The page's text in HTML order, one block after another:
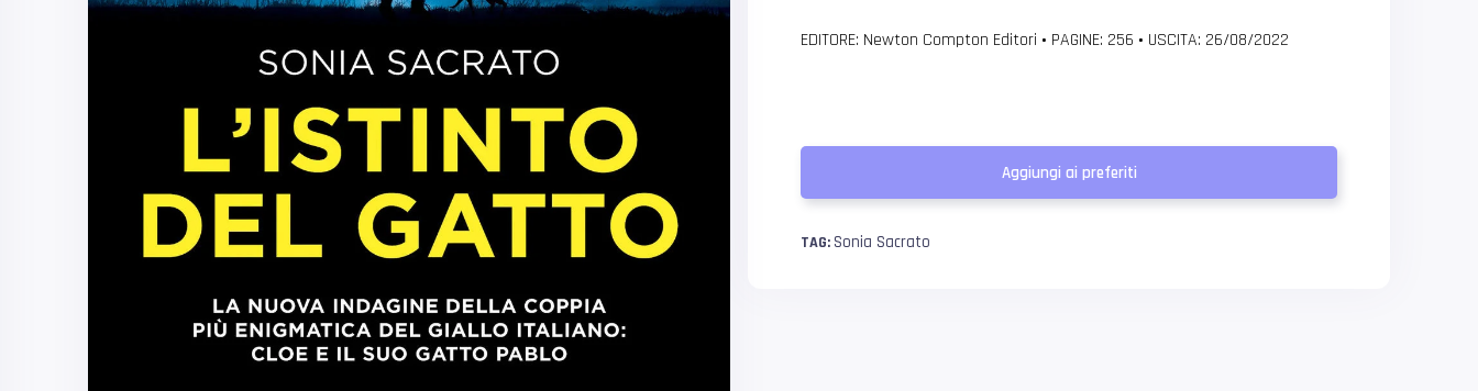
EDITORE: Newton Compton Editori • PAGINE: 256 • USCITA: 26/08/2022
Aggiungi ai preferiti
TAG: Sonia Sacrato